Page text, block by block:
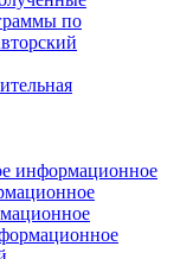
по
информационное